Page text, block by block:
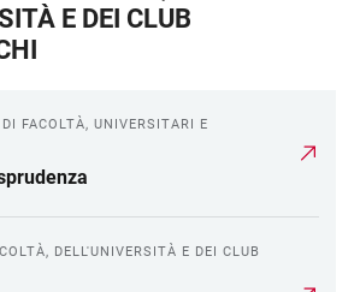
E DEI CLUB
FACOLTÀ, UNIVERSITARI E
DELL'UNIVERSITÀ E DEI CLUB